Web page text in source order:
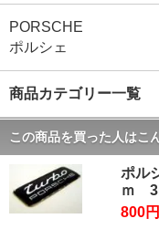
PORSCHE
ポルシェ
商品カテゴリー一覧
この商品を買った人はこ
ポル
ｍ
800